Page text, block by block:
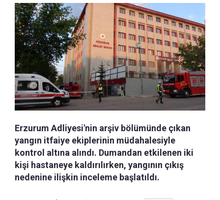
Erzurum Adliyesi'nin arşiv bölümünde çıkan
yangın itfaiye ekiplerinin müdahalesiyle
kontrol altına alındı. Dumandan etkilenen iki
kişi hastaneye kaldırılırken, yangının çıkış
nedenine ilişkin inceleme başlatıldı.